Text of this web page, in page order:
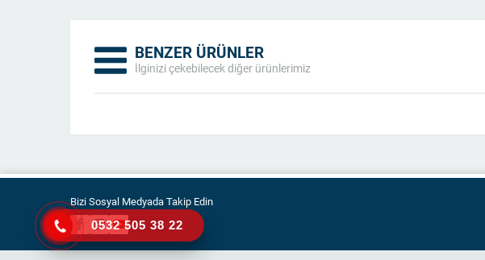
BENZER ÜRÜNLER
İlginizi çekebilecek diğer ürünlerimiz
Bizi Sosyal Medyada Takip Edin
0532 505 38 22